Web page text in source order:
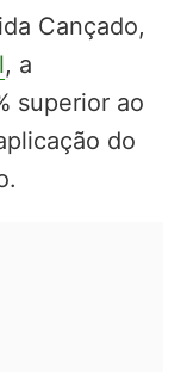
Cançado,
, a
superior ao
do